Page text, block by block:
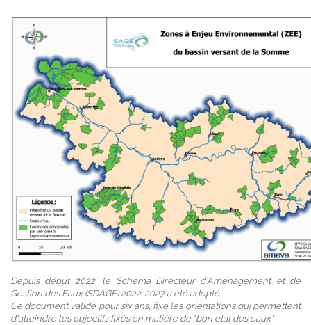
Depuis début 2022, le Schéma Directeur d'Aménagement et de
Gestion des Eaux (SDAGE) 2022-2027 a été adopté.
Ce document validé pour six ans, fixe les orientations qui permettent
d'atteindre les objectifs fixés en matière de "bon état des eaux".